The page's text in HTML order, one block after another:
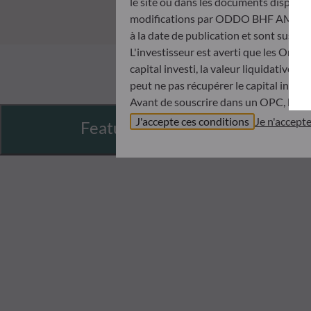
Features
modifications par ODDO BHF AM à
à la date de publication et sont
L'investisseur est averti que les
capital investi, la valeur liquidative
peut ne pas récupérer le capital
Avant de souscrire dans un OPC,
Document d’informations Clés (DIC)
Les valeurs liquidatives affichées sur
J'accepte ces conditions Je